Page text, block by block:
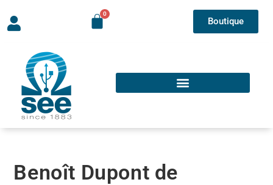
Boutique
Benoît Dupont de